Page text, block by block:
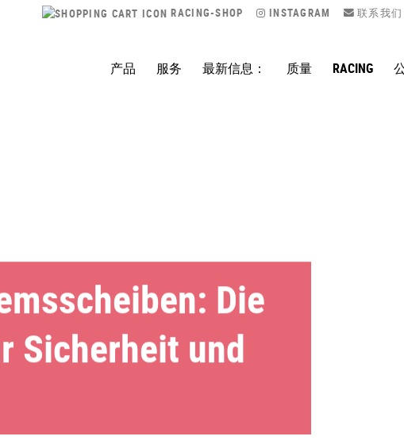
RACING-SHOP INSTAGRAM 联系我们
产品 服务 最新信息： 质量 RACING
Die
Sicherheit und